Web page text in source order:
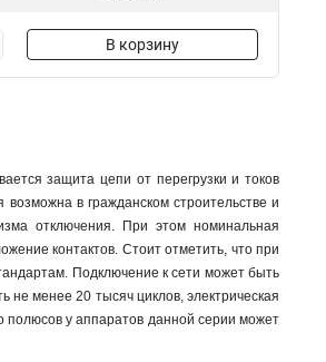
В корзину
защита цепи от перегрузки и токов
в гражданском строительстве и
отключения. При этом номинальная
контактов. Стоит отметить, что при
Подключение к сети может быть
не менее 20 тысяч циклов, электрическая
полюсов у аппаратов данной серии может